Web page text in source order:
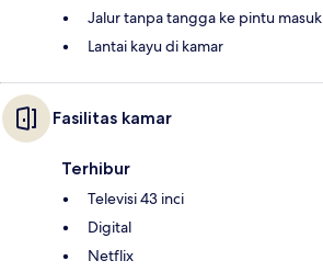
Jalur tanpa tangga ke pintu masuk
Lantai kayu di kamar
Fasilitas kamar
Terhibur
Televisi 43 inci
Digital
Netflix